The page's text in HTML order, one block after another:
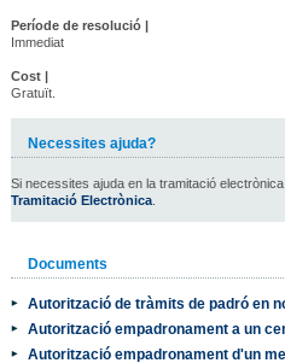
Període de resolució |
Immediat
Cost |
Gratuït.
Necessites ajuda?
Si necessites ajuda en la tramitació
Tramitació Electrònica.
Documents
Autorització de tràmits de padró en
Autorització empadronament a un
Autorització empadronament d'un